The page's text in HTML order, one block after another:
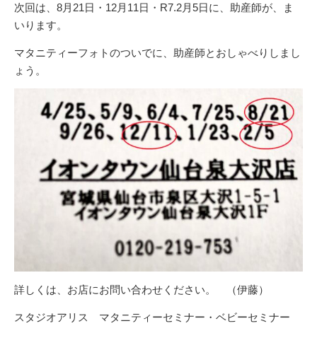
次回は、8月21日・12月11日・R7.2月5日に、助産師が、ま
いります。
マタニティーフォトのついでに、助産師とおしゃべりしまし
ょう。
詳しくは、お店にお問い合わせください。 （伊藤）
スタジオアリス マタニティーセミナー・ベビーセミナー